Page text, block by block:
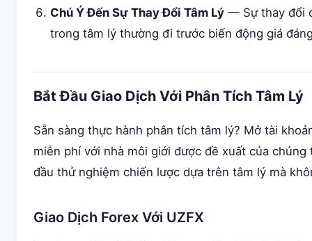
Chú Ý Đến Sự Thay Đổi Tâm Lý — Sự thay đổi
trong tâm lý thường đi trước biến động giá
Bắt Đầu Giao Dịch Với Phân Tích Tâm Lý
Sẵn sàng thực hành phân tích tâm lý? Mở tài
miễn phí với nhà môi giới được đề xuất của chúng
đầu thử nghiệm chiến lược dựa trên tâm lý mà
Giao Dịch Forex Với UZFX